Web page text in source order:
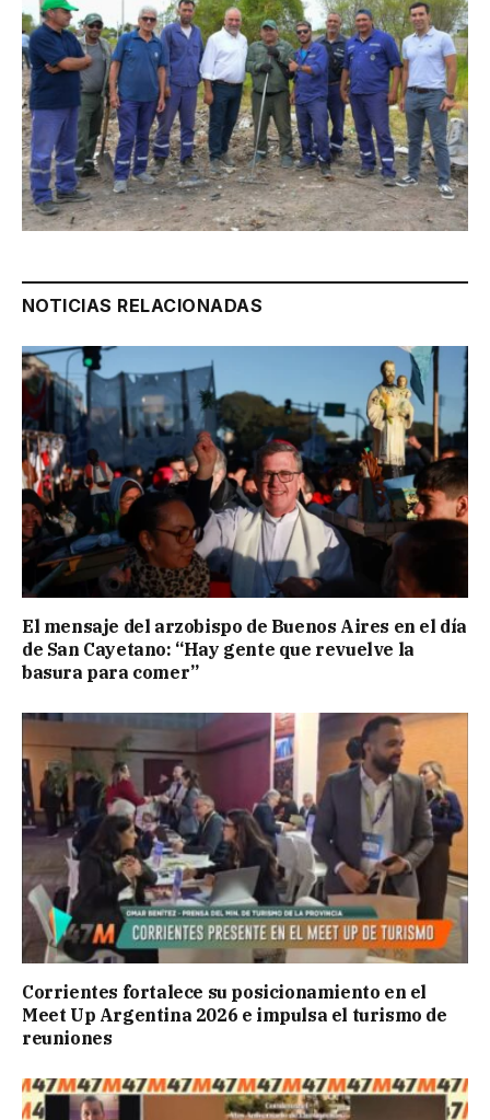
NOTICIAS RELACIONADAS
El mensaje del arzobispo de Buenos Aires en el día
de San Cayetano: “Hay gente que revuelve la
basura para comer”
Corrientes fortalece su posicionamiento en el
Meet Up Argentina 2026 e impulsa el turismo de
reuniones